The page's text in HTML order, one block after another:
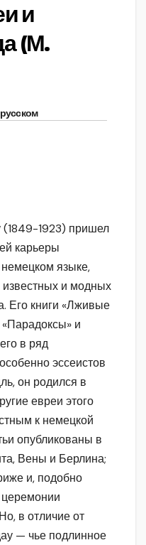
и
(М.
(1849-1923) пришел
карьеры
языке,
известных и модных
Его книги «Лживые
и
в ряд
эссеистов
он родился в
евреи этого
к немецкой
опубликованы в
Вены и Берлина;
и, подобно
церемонии
в отличие от
— чье подлинное